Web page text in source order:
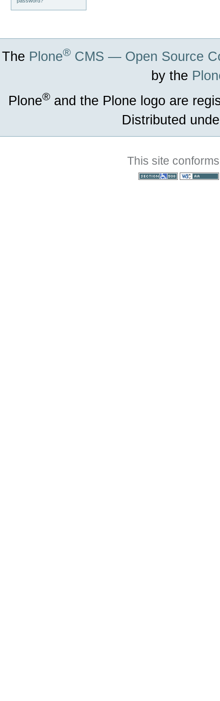
The Plone® CMS — Open Source
by the
Plone® and the Plone logo are
Distributed
This site